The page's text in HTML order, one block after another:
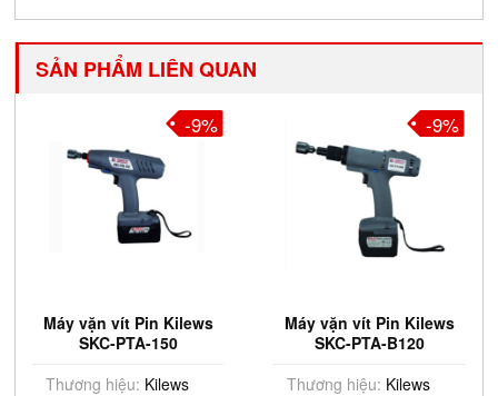
SẢN PHẨM LIÊN QUAN
Máy vặn vít Pin Kilews
SKC-PTA-150
Thương hiệu: Kilews
-9%
Máy vặn vít Pin Kilews
SKC-PTA-B120
Thương hiệu: Kilews
-9%